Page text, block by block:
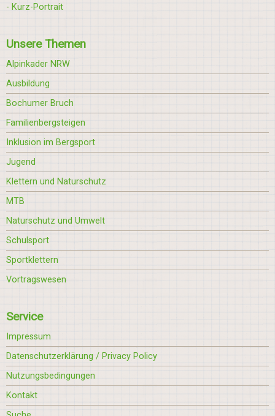
- Kurz-Portrait
Unsere Themen
Alpinkader NRW
Ausbildung
Bochumer Bruch
Familienbergsteigen
Inklusion im Bergsport
Jugend
Klettern und Naturschutz
MTB
Naturschutz und Umwelt
Schulsport
Sportklettern
Vortragswesen
Service
Impressum
Datenschutzerklärung / Privacy Policy
Nutzungsbedingungen
Kontakt